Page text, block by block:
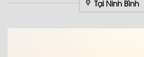
Tại Ninh Bình